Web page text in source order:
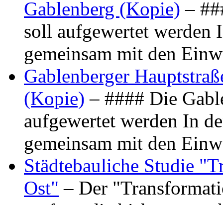
Gablenberg (Kopie) –
soll aufgewertet werden
gemeinsam mit den
Gablenberger
(Kopie) – #### Die
aufgewertet werden In
gemeinsam mit den
Städtebauliche Studie
Ost" – Der